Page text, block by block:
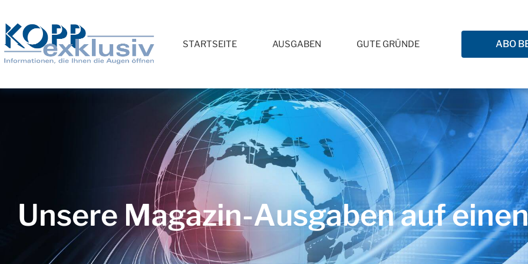
STARTSEITE AUSGABEN GUTE GRÜNDE ABO
Unsere Magazin-Ausgaben auf